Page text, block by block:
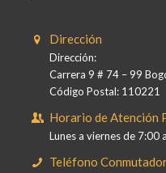
Dirección
Dirección:
Carrera 9 # 74 – 99
Código Postal: 110221
Horario de Atención
Lunes a viernes de 7:00
Teléfono